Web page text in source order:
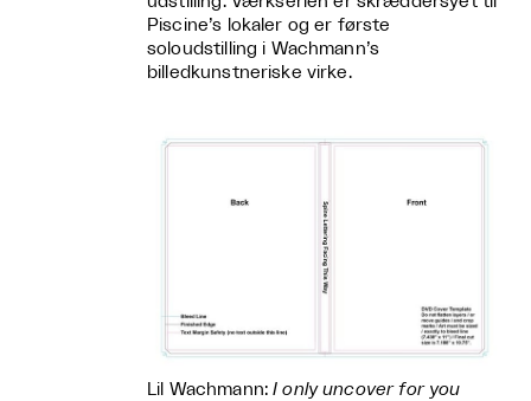
Piscine’s lokaler og er første
soloudstilling i Wachmann’s
billedkunstneriske virke.
Lil Wachmann:I only uncover for you